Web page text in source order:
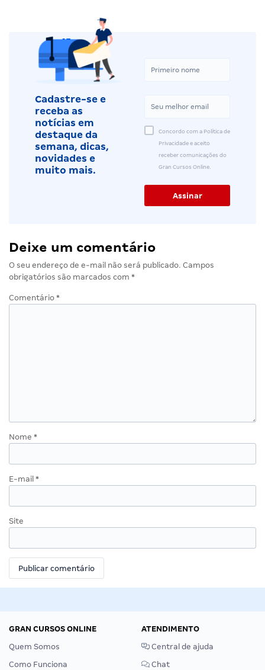
Cadastre-se e
receba as
notícias em
destaque da
semana, dicas,
novidades e
muito mais.
Concordo com a Política de
Privacidade e aceito
receber comunicações do
Gran Cursos Online.
Deixe um comentário
O seu endereço de e-mail não será publicado. Campos
obrigatórios são marcados com *
Comentário *
Nome *
E-mail *
Site
GRAN CURSOS ONLINE
Quem Somos
Como Funciona
ATENDIMENTO
Central de ajuda
Chat